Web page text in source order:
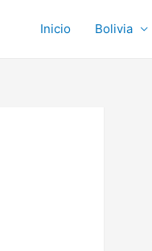
Inicio Bolivia